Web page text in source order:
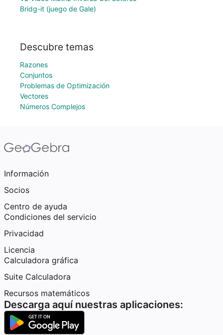
Bridg-it (juego de Gale)
Descubre temas
Razones
Conjuntos
Problemas de Optimización
Vectores
Números Complejos
Información
Socios
Centro de ayuda
Condiciones del servicio
Privacidad
Licencia
Calculadora gráfica
Suite Calculadora
Recursos matemáticos
Descarga aquí nuestras aplicaciones: